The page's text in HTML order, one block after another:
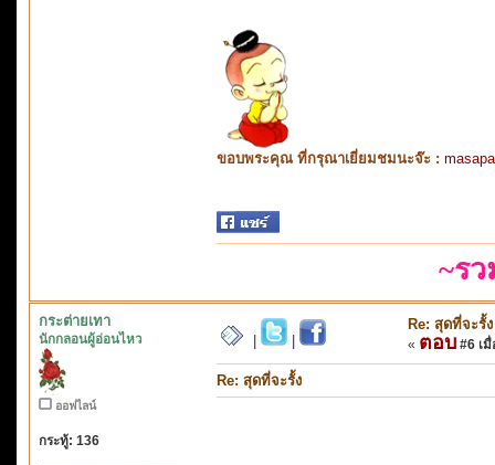
ขอบพระคุณ ที่กรุณาเยี่ยมชมนะจ๊ะ :
~ร
กระต่ายเทา
นักกลอนผู้อ่อนไหว
ออฟไลน์
กระทู้: 136
Re: สุดที่จะรั้ง
« ตอบ #6 เมื่
Re: สุดที่จะรั้ง